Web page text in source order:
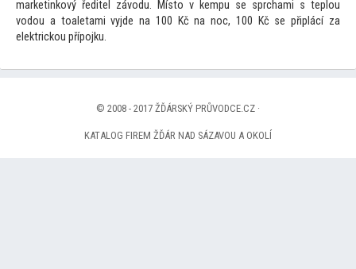
marketinkový ředitel závodu. Místo v kempu se sprchami s teplou
vodou a toaletami vyjde na 100 Kč na noc, 100 Kč se připlácí za
elektrickou přípojku.
© 2008 - 2017 ŽĎÁRSKÝ PRŮVODCE.CZ ·
KATALOG FIREM ŽĎÁR NAD SÁZAVOU A OKOLÍ